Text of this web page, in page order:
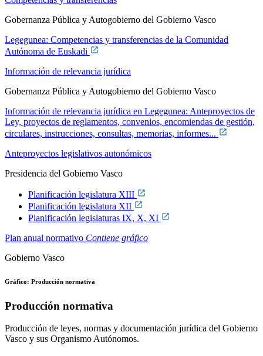
Gobernanza Pública y Autogobierno del Gobierno Vasco
Legegunea: Competencias y transferencias de la Comunidad
Autónoma de Euskadi
Información de relevancia jurídica
Gobernanza Pública y Autogobierno del Gobierno Vasco
Información de relevancia jurídica en Legegunea: Anteproyectos de
Ley, proyectos de reglamentos, convenios, encomiendas de gestión,
circulares, instrucciones, consultas, memorias, informes...
Anteproyectos legislativos autonómicos
Presidencia del Gobierno Vasco
Planificación legislatura XIII
Planificación legislatura XII
Planificación legislaturas IX, X, XI
Plan anual normativo Contiene gráfico
Gobierno Vasco
Gráfico: Producción normativa
Producción normativa
Producción de leyes, normas y documentación jurídica del Gobierno
Vasco y sus Organismo Autónomos.